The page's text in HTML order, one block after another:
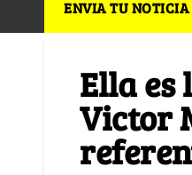
ENVIA TU NOTICIA
Ella es
Victor